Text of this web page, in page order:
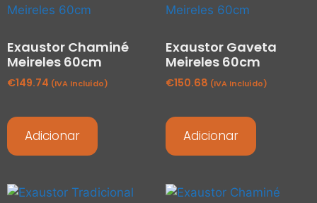
Exaustor Chaminé
Meireles 60cm
€149.74 (IVA Incluído)
Adicionar
Exaustor Gaveta
Meireles 60cm
€150.68 (IVA Incluído)
Adicionar